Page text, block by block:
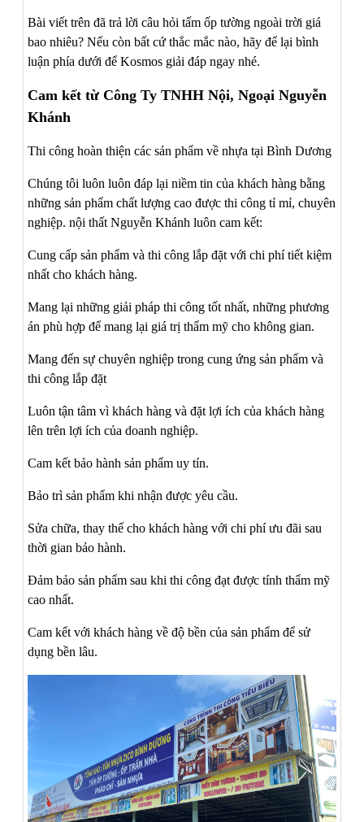
Bài viết trên đã trả lời câu hỏi tấm ốp tường ngoài trời giá
bao nhiêu? Nếu còn bất cứ thắc mắc nào, hãy để lại bình
luận phía dưới để Kosmos giải đáp ngay nhé.
Cam kết từ Công Ty TNHH Nội, Ngoại Nguyễn
Khánh
Thi công hoàn thiện các sản phẩm về nhựa tại Bình Dương
Chúng tôi luôn luôn đáp lại niềm tin của khách hàng bằng
những sản phẩm chất lượng cao được thi công tỉ mỉ, chuyên
nghiệp. nội thất Nguyễn Khánh luôn cam kết:
Cung cấp sản phẩm và thi công lắp đặt với chi phí tiết kiệm
nhất cho khách hàng.
Mang lại những giải pháp thi công tốt nhất, những phương
án phù hợp để mang lại giá trị thẩm mỹ cho không gian.
Mang đến sự chuyên nghiệp trong cung ứng sản phẩm và
thi công lắp đặt
Luôn tận tâm vì khách hàng và đặt lợi ích của khách hàng
lên trên lợi ích của doanh nghiệp.
Cam kết bảo hành sản phẩm uy tín.
Bảo trì sản phẩm khi nhận được yêu cầu.
Sửa chữa, thay thế cho khách hàng với chi phí ưu đãi sau
thời gian bảo hành.
Đảm bảo sản phẩm sau khi thi công đạt được tính thẩm mỹ
cao nhất.
Cam kết với khách hàng về độ bền của sản phẩm để sử
dụng bền lâu.